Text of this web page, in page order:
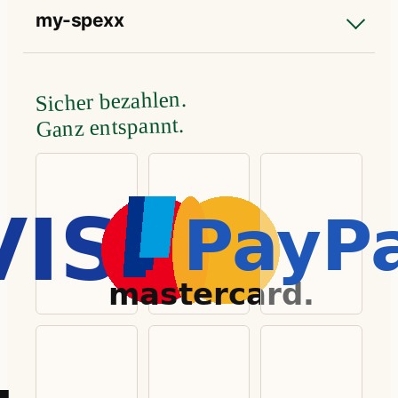
my-spexx
Sicher bezahlen.
Ganz entspannt.